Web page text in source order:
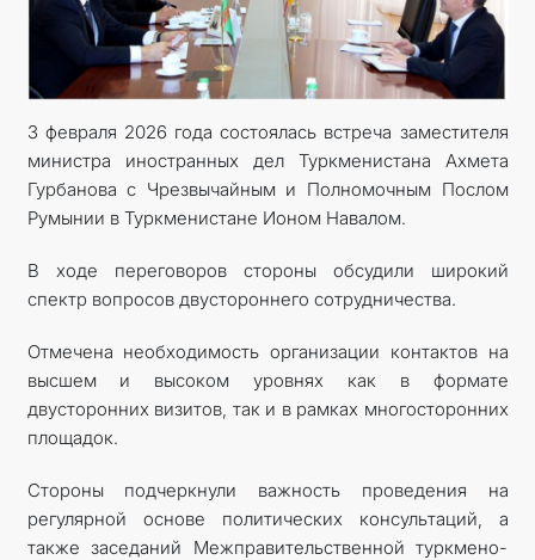
КОНСУЛЬСКИЕ УСЛУГИ
МИД
КОНТАКТНЫЕ ДАННЫЕ
3 февраля 2026 года состоялась встреча заместителя
министра иностранных дел Туркменистана Ахмета
Гурбанова с Чрезвычайным и Полномочным Послом
Румынии в Туркменистане Ионом Навалом.
В ходе переговоров стороны обсудили широкий
спектр вопросов двустороннего сотрудничества.
Отмечена необходимость организации контактов на
высшем и высоком уровнях как в формате
двусторонних визитов, так и в рамках многосторонних
площадок.
Стороны подчеркнули важность проведения на
регулярной основе политических консультаций, а
также заседаний Межправительственной туркмено-